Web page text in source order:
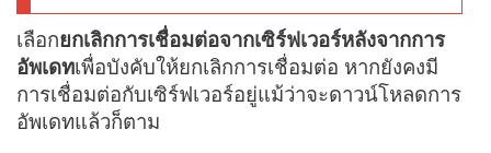
เลือกยกเลิกการเชื่อมต่อจากเซิร์ฟเวอร์หลังจากการ
อัพเดทเพื่อบังคับให้ยกเลิกการเชื่อมต่อ หากยังคงมี
การเชื่อมต่อกับเซิร์ฟเวอร์อยู่แม้ว่าจะดาวน์โหลดการ
อัพเดทแล้วก็ตาม